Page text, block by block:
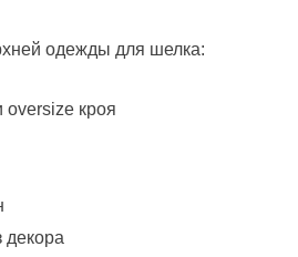
одежды для шелка:
oversize кроя
декора